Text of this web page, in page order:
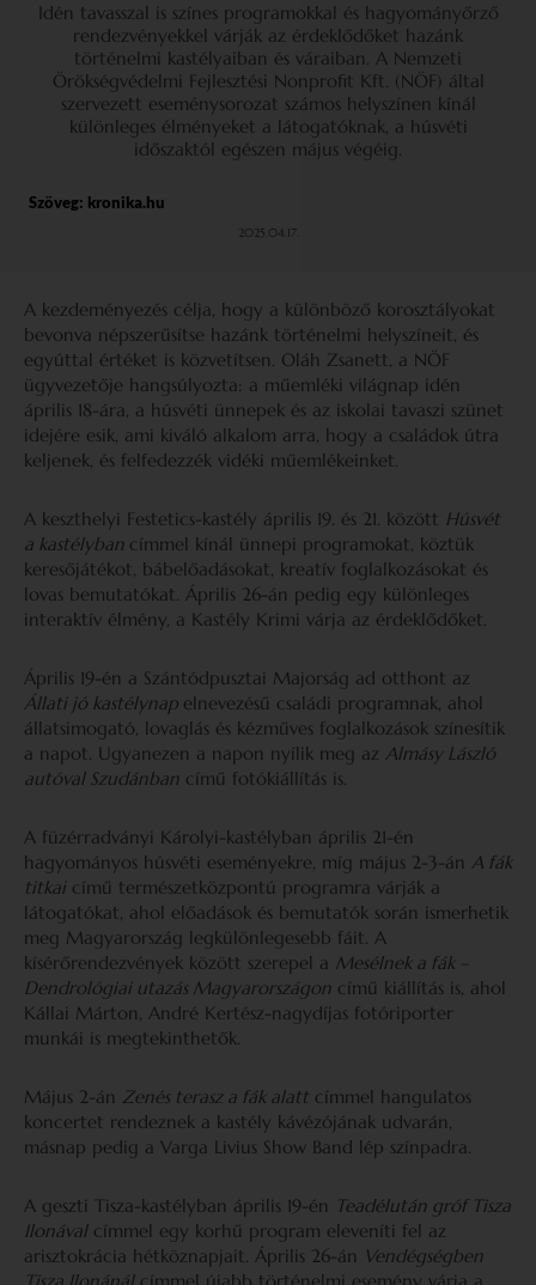
Idén tavasszal is színes programokkal és hagyományőrző
rendezvényekkel várják az érdeklődőket hazánk
történelmi kastélyaiban és váraiban. A Nemzeti
Örökségvédelmi Fejlesztési Nonprofit Kft. (NÖF) által
szervezett eseménysorozat számos helyszínen kínál
különleges élményeket a látogatóknak, a húsvéti
időszaktól egészen május végéig.
Szöveg: kronika.hu
2025.04.17.
A kezdeményezés célja, hogy a különböző korosztályokat
bevonva népszerűsítse hazánk történelmi helyszíneit, és
egyúttal értéket is közvetítsen. Oláh Zsanett, a NÖF
ügyvezetője hangsúlyozta: a műemléki világnap idén
április 18-ára, a húsvéti ünnepek és az iskolai tavaszi szünet
idejére esik, ami kiváló alkalom arra, hogy a családok útra
keljenek, és felfedezzék vidéki műemlékeinket.
A keszthelyi Festetics-kastély április 19. és 21. között Húsvét
a kastélyban címmel kínál ünnepi programokat, köztük
keresőjátékot, bábelőadásokat, kreatív foglalkozásokat és
lovas bemutatókat. Április 26-án pedig egy különleges
interaktív élmény, a Kastély Krimi várja az érdeklődőket.
Április 19-én a Szántódpusztai Majorság ad otthont az
Állati jó kastélynap elnevezésű családi programnak, ahol
állatsimogató, lovaglás és kézműves foglalkozások színesítik
a napot. Ugyanezen a napon nyílik meg az Almásy László
autóval Szudánban című fotókiállítás is.
A füzérradványi Károlyi-kastélyban április 21-én
hagyományos húsvéti eseményekre, míg május 2-3-án A fák
titkaicímű természetközpontú programra várják a
látogatókat, ahol előadások és bemutatók során ismerhetik
meg Magyarország legkülönlegesebb fáit. A
kísérőrendezvények között szerepel a Mesélnek a fák –
Dendrológiai utazás Magyarországon című kiállítás is, ahol
Kállai Márton, André Kertész-nagydíjas fotóriporter
munkái is megtekinthetők.
Május 2-án Zenés terasz a fák alatt címmel hangulatos
koncertet rendeznek a kastély kávézójának udvarán,
másnap pedig a Varga Livius Show Band lép színpadra.
A geszti Tisza-kastélyban április 19-én Teadélután gróf Tisza
Ilonávalcímmel egy korhű program eleveníti fel az
arisztokrácia hétköznapjait. Április 26-án Vendégségben